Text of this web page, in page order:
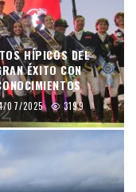
HÍPICOS DEL
ÉXITO CON
07/2025 3199